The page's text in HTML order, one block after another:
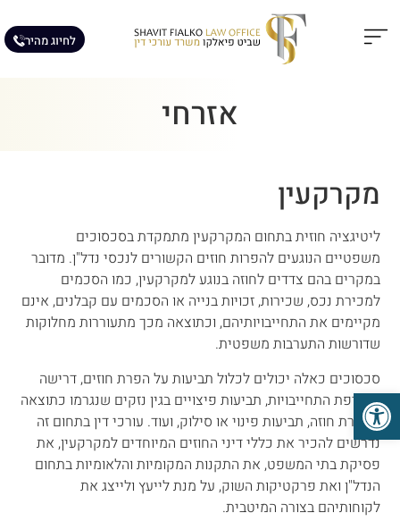
לחיוג מהיר
אזרחי
מקרקעין
ליטיגציה חוזית בתחום המקרקעין מתמקדת בסכסוכים
משפטיים הנוגעים להפרות חוזים הקשורים לנכסי נדל"ן. מדובר
במקרים בהם צדדים לחוזה בנוגע למקרקעין, כמו הסכמים
למכירת נכס, שכירות, זכויות בנייה או הסכמים עם קבלנים, אינם
מקיימים את התחייבויותיהם, וכתוצאה מכך מתעוררות מחלוקות
שדורשות התערבות משפטית.
סכסוכים כאלה יכולים לכלול תביעות על הפרת חוזים, דרישה
לאכיפת התחייבויות, תביעות פיצויים בגין נזקים שנגרמו כתוצאה
מהפרת חוזה, תביעות פינוי או סילוק, ועוד. עורכי דין בתחום זה
נדרשים להכיר את כללי דיני החוזים המיוחדים למקרקעין, את
פסיקת בתי המשפט, את התקנות המקומיות והלאומיות בתחום
הנדל"ן ואת פרקטיקות השוק, על מנת לייעץ ולייצג את
לקוחותיהם בצורה המיטבית.
פתח סרגל נגישות